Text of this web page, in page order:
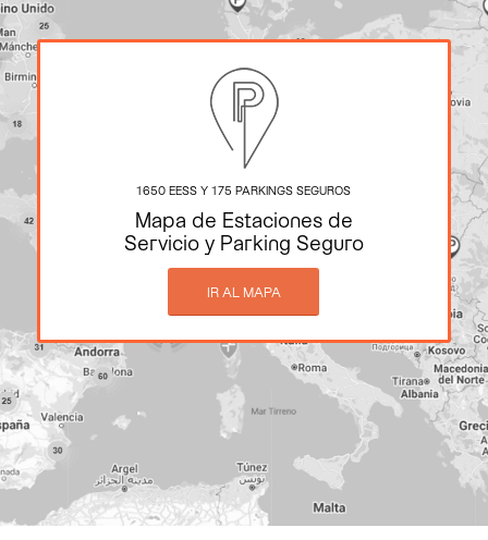
1650 EESS Y 175 PARKINGS SEGUROS
Mapa de Estaciones de
Servicio y Parking Seguro
IR AL MAPA